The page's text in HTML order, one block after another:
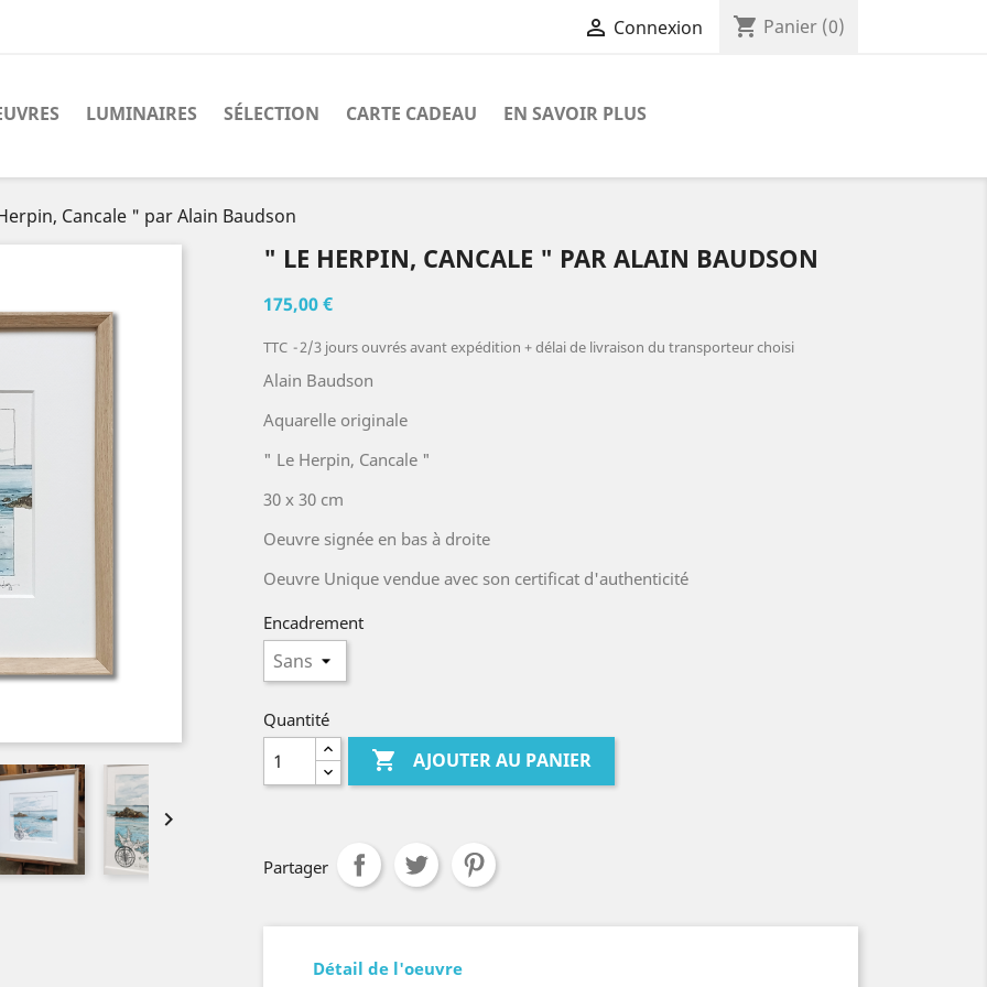
 Connexion shopping_cart Panier (0)
LUMINAIRES SÉLECTION CARTE CADEAU EN SAVOIR PLUS
Cancale " par Alain Baudson

" LE HERPIN, CANCALE " PAR ALAIN BAUDSON
175,00 €
TTC 2/3 jours ouvrés avant expédition + délai de livraison du transporteur choisi
Alain Baudson
Aquarelle originale
" Le Herpin, Cancale "
30 x 30 cm
Oeuvre signée en bas à droite
Oeuvre Unique vendue avec son certificat d'authenticité
Encadrement
Quantité
 AJOUTER AU PANIER
Partager
Détail de l'oeuvre